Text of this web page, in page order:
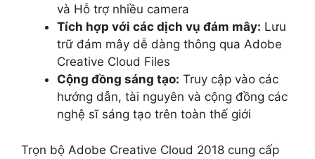
và Hỗ trợ nhiều camera
Tích hợp với các dịch vụ đám mây: Lưu
trữ đám mây dễ dàng thông qua Adobe
Creative Cloud Files
Cộng đồng sáng tạo: Truy cập vào các
hướng dẫn, tài nguyên và cộng đồng các
nghệ sĩ sáng tạo trên toàn thế giới
Trọn bộ Adobe Creative Cloud 2018 cung cấp